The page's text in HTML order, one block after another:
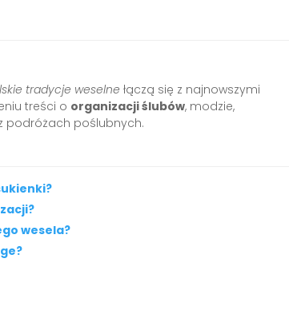
tradycje weselne łączą się z najnowszymi
treści o organizacji ślubów, modzie,
podróżach poślubnych.
wesela?